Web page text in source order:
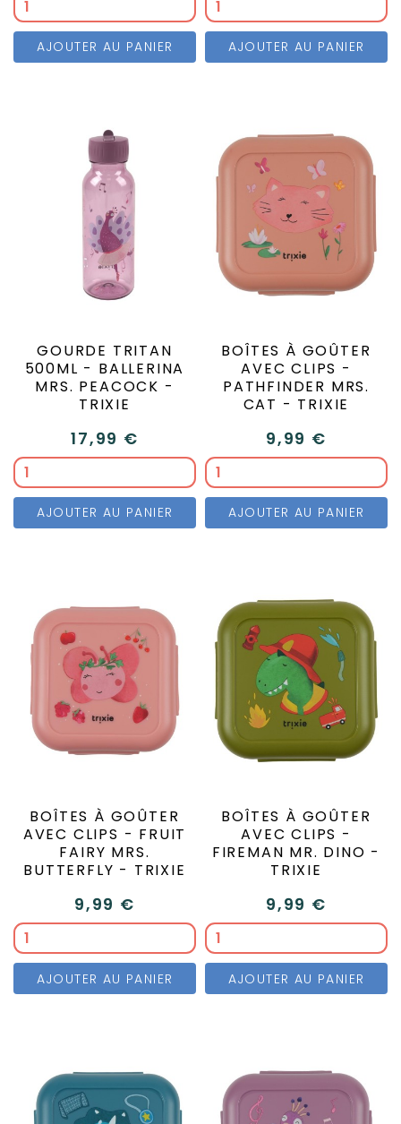
AJOUTER AU PANIER AJOUTER AU PANIER
GOURDE TRITAN
500ML - BALLERINA
MRS. PEACOCK -
TRIXIE
17,99 €
AJOUTER AU PANIER
BOÎTES À GOÛTER
AVEC CLIPS -
PATHFINDER MRS.
CAT - TRIXIE
9,99 €
AJOUTER AU PANIER
BOÎTES À GOÛTER
AVEC CLIPS - FRUIT
FAIRY MRS.
BUTTERFLY - TRIXIE
9,99 €
AJOUTER AU PANIER
BOÎTES À GOÛTER
AVEC CLIPS -
FIREMAN MR. DINO -
TRIXIE
9,99 €
AJOUTER AU PANIER